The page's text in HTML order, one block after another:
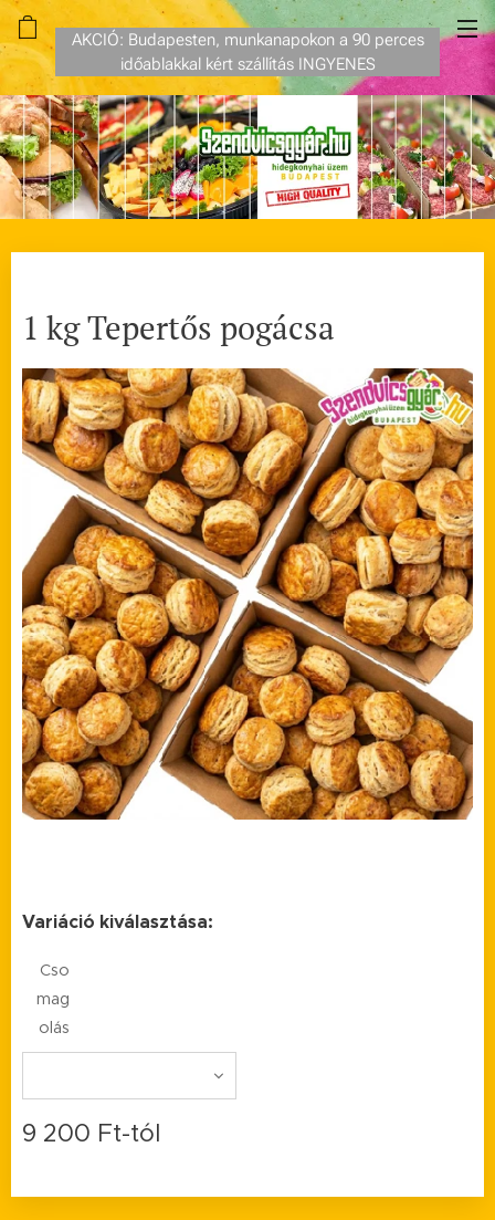
AKCIÓ: Budapesten, munkanapokon a 90 perces
időablakkal kért szállítás INGYENES
1 kg Tepertős pogácsa
Variáció kiválasztása:
Cso
mag
olás
9 200 Ft-tól